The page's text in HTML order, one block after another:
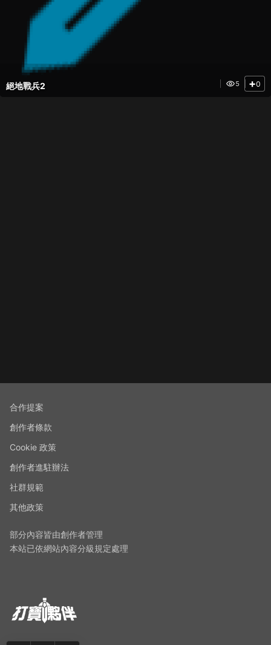
絕地戰兵2 5 +0
合作提案
創作者條款
Cookie 政策
創作者進駐辦法
社群規範
其他政策
部分內容皆由創作者管理
本站已依網站內容分級規定處理